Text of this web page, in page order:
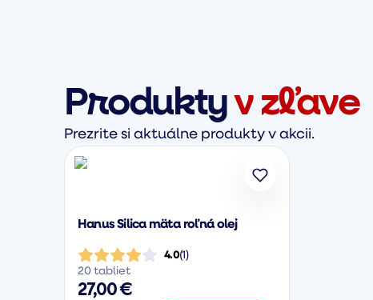
Produktyv zľave
Prezrite si aktuálne produkty v akcii.
Hanus Silica mäta roľná olej
4.0(1 )
20 tabliet
27,00 €